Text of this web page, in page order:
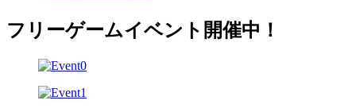
フリーゲームイベント開催中！